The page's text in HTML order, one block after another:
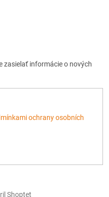
zasielať informácie o nových
ochrany osobních
Shoptet